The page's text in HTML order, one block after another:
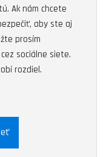
Ak nám chcete
aby ste aj
prosím
sociálne siete.
rozdiel.